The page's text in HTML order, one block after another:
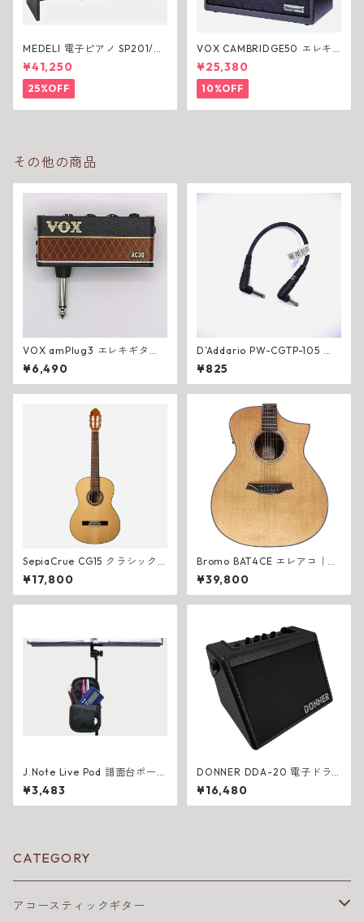
MEDELI 電子ピアノ SP201/BK
専用スタンド(ST430)付き 88
鍵
¥41,250
25%OFF
VOX CAMBRIDGE50 エレキ
ギターアンプ
¥25,380
10%OFF
その他の商品
VOX amPlug3 エレキギター
用ヘッドフォンアンプ
¥6,490
D’Addario PW-CGTP-105 パ
ッチケーブル 15cm L-L
¥825
SepiaCrue CG15 クラシック
ギター入門セット
¥17,800
Bromo BAT4CE エレアコ｜単
板×チューナー搭載
¥39,800
J.Note Live Pod 譜面台ポーチ
｜練習小物を一括収納
¥3,483
DONNER DDA-20 電子ドラ
ムアンプ 20W Bluetooth搭載
コンパクト
¥16,480
CATEGORY
アコースティックギター